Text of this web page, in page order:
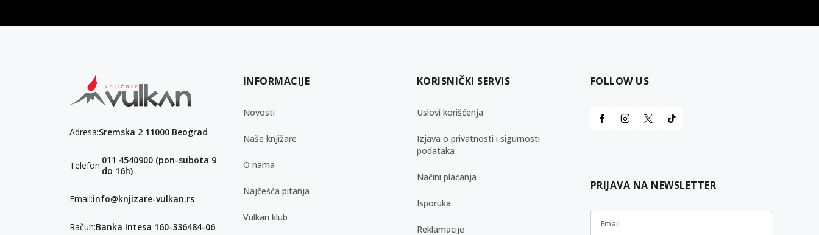
Adresa:Sremska 2 11000 Beograd
Telefon:011 4540900 (pon-subota 9
do 16h)
Email:info@knjizare-vulkan.rs
Račun:Banka Intesa 160-336484-06
INFORMACIJE
Novosti
Naše knjižare
O nama
Najčešća pitanja
Vulkan klub
KORISNIČKI SERVIS
Uslovi korišćenja
Izjava o privatnosti i sigurnosti
podataka
Načini plaćanja
Isporuka
Reklamacije
FOLLOW US
PRIJAVA NA NEWSLETTER
Email